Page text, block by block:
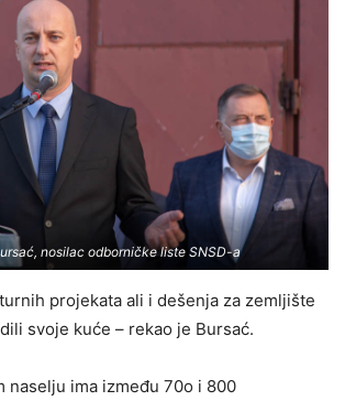
nosilac odborničke liste SNSD-a
projekata ali i dešenja za zemljište
svoje kuće – rekao je Bursać.
naselju ima između 70o i 800